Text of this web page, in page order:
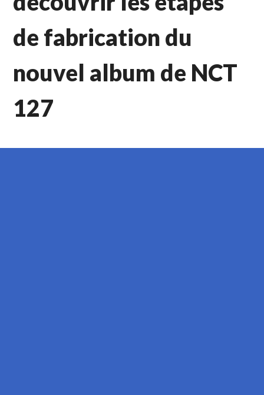
de fabrication du
nouvel album de NCT
127